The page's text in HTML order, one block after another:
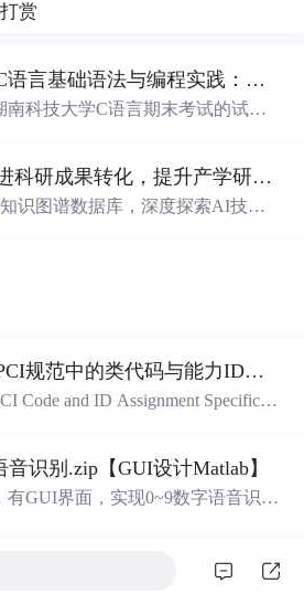
打赏
【计算机科学】C语言基础语法与编程实践：湖南科技大学期末考试核心知识点解析
南科技大学C语言期末考试的试题
处理、函数定义与调用、指针初步
选择题，每道题后附有正确答
，特别是准备期末考试或需要强
概念的掌握程度；②辅助教师出题
及复杂逻辑控制的题目，理解每
程，以达到真正掌握语言特性的目
高校如何有效促进科研成果转化，提升产学研合作效率？.docx
识图谱数据库，深度探索AI技术
方案，推动科技创新与产业创新
【计算机硬件】PCI规范中的类代码与能力ID分配：设备功能分类及扩展能力标识系统设计
Code and ID Assignment Specificati
IDs）的标准编码规范。文档
能分类，包括存储控制器、网络
识别.zip【GUI设计Matlab】
有GUI界面，实现0~9数字语音识别
音转换为计算机可以理解的文本。